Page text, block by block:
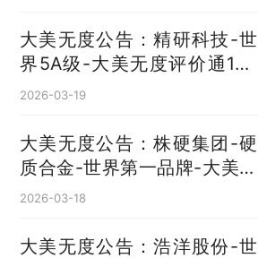
大美无度公告：精研科技-世
界5A级-大美无度评价通193
国
2026-03-19
大美无度公告：株硬集团-硬
质合金‌-世界第一品牌-大美无
度评价通193国
2026-03-18
大美无度公告：浩洋股份-世